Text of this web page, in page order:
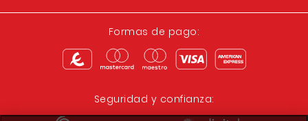
Formas de pago:
Seguridad y confianza: